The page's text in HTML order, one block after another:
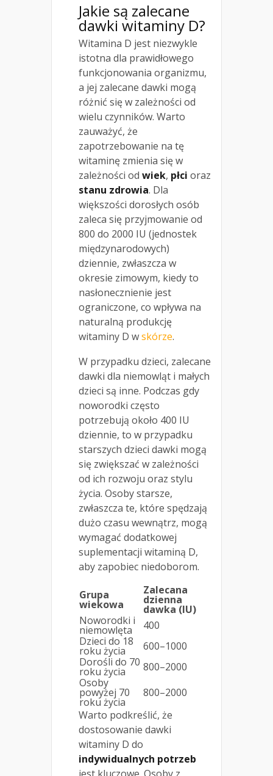
Jakie są zalecane
dawki witaminy D?
Witamina D jest niezwykle
istotna dla prawidłowego
funkcjonowania organizmu,
a jej zalecane dawki mogą
różnić się w zależności od
wielu czynników. Warto
zauważyć, że
zapotrzebowanie na tę
witaminę zmienia się w
zależności od wiek, płci oraz
stanu zdrowia. Dla
większości dorosłych osób
zaleca się przyjmowanie od
800 do 2000 IU (jednostek
międzynarodowych)
dziennie, zwłaszcza w
okresie zimowym, kiedy to
nasłonecznienie jest
ograniczone, co wpływa na
naturalną produkcję
witaminy D wskórze.
W przypadku dzieci, zalecane
dawki dla niemowląt i małych
dzieci są inne. Podczas gdy
noworodki często
potrzebują około 400 IU
dziennie, to w przypadku
starszych dzieci dawki mogą
się zwiększać w zależności
od ich rozwoju oraz stylu
życia. Osoby starsze,
zwłaszcza te, które spędzają
dużo czasu wewnątrz, mogą
wymagać dodatkowej
suplementacji witaminą D,
aby zapobiec niedoborom.
Grupa
wiekowa
Zalecana
dzienna
dawka (IU)
Noworodki i
niemowlęta
400
Dzieci do 18
roku życia
600–1000
Dorośli do 70
roku życia
800–2000
Osoby
powyżej 70
roku życia
800–2000
Warto podkreślić, że
dostosowanie dawki
witaminy D do
indywidualnych potrzeb